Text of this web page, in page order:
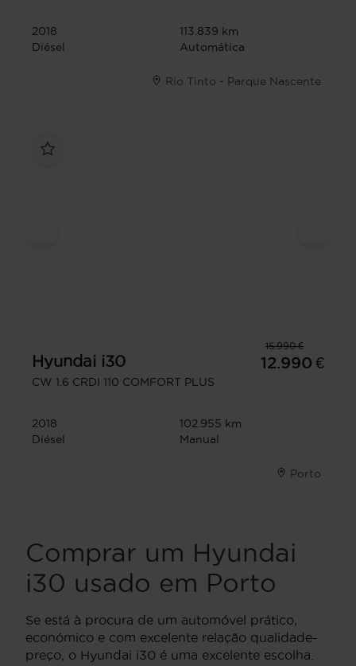
2018
113.839 km
Diésel
Automática
Rio Tinto - Parque Nascente
15.990 €
Hyundai i30
CW 1.6 CRDI 110 COMFORT PLUS
12.990 €
2018
102.955 km
Diésel
Manual
Porto
Comprar um Hyundai
i30 usado em Porto
Se está à procura de um automóvel prático,
económico e com excelente relação qualidade-
preço, o Hyundai i30 é uma excelente escolha.